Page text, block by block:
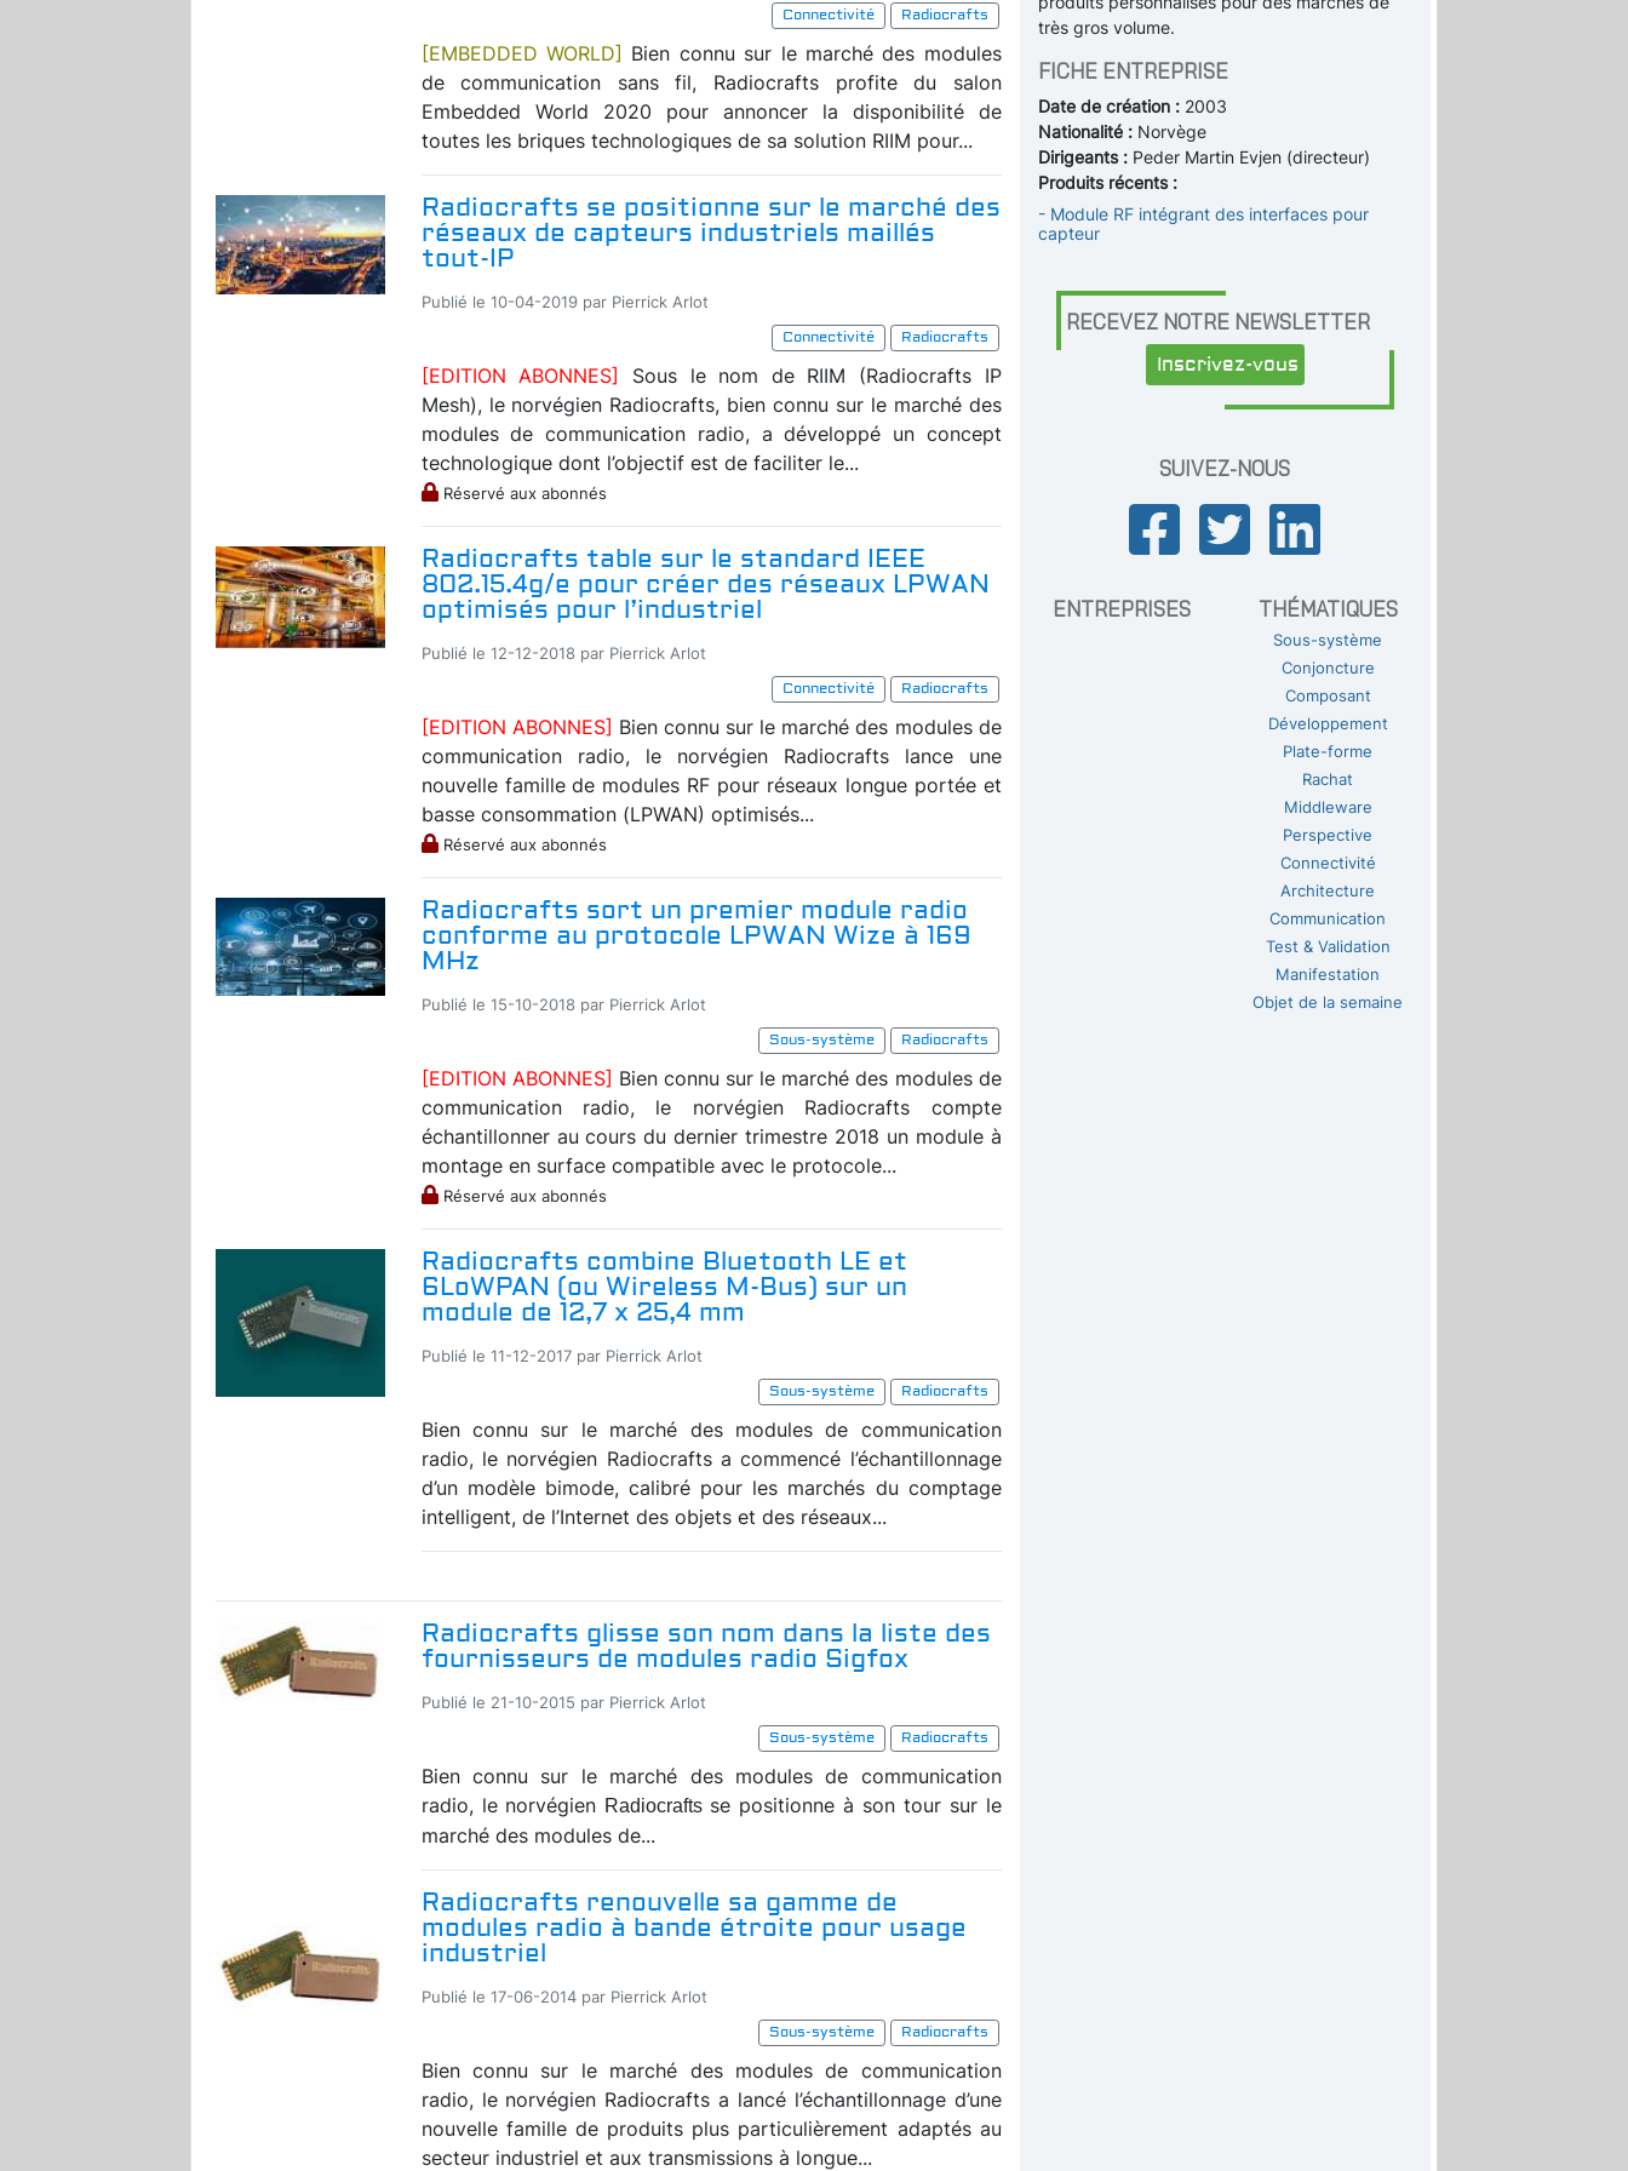
Connectivité Radiocrafts
[EMBEDDED WORLD] Bien connu sur le marché des modules
de communication sans fil, Radiocrafts profite du salon
Embedded World 2020 pour annoncer la disponibilité de
toutes les briques technologiques de sa solution RIIM pour...
Radiocrafts se positionne sur le marché des
réseaux de capteurs industriels maillés
tout-IP
Publié le 10-04-2019 par Pierrick Arlot
Connectivité
Radiocrafts
[EDITION ABONNES]
Sous le nom de RIIM (Radiocrafts IP
Mesh), le norvégien Radiocrafts, bien connu sur le marché des
modules de communication radio, a développé un concept
technologique dont l’objectif est de faciliter le...
Réservé aux abonnés
Radiocrafts table sur le standard IEEE
802.15.4g/e pour créer des réseaux LPWAN
optimisés pour l’industriel
Publié le 12-12-2018 par Pierrick Arlot
Connectivité
Radiocrafts
[EDITION ABONNES] Bien connu sur le marché des modules de
communication radio, le norvégien Radiocrafts lance une
nouvelle famille de modules RF pour réseaux longue portée et
basse consommation (LPWAN) optimisés...
Réservé aux abonnés
Radiocrafts sort un premier module radio
conforme au protocole LPWAN Wize à 169
MHz
Publié le 15-10-2018 par Pierrick Arlot
Sous-système
Radiocrafts
[EDITION ABONNES] Bien connu sur le marché des modules de
communication radio, le norvégien Radiocrafts compte
échantillonner au cours du dernier trimestre 2018 un module à
montage en surface compatible avec le protocole...
Réservé aux abonnés
Radiocrafts combine Bluetooth LE et
6LoWPAN (ou Wireless M-Bus) sur un
module de 12,7 x 25,4 mm
Publié le 11-12-2017 par Pierrick Arlot
Sous-système
Radiocrafts
Bien connu sur le marché des modules de communication
radio, le norvégien Radiocrafts a commencé l’échantillonnage
d’un modèle bimode, calibré pour les marchés du comptage
intelligent, de l’Internet des objets et des réseaux...
Radiocrafts glisse son nom dans la liste des
fournisseurs de modules radio Sigfox
Publié le 21-10-2015 par Pierrick Arlot
Sous-système
Radiocrafts
Bien connu sur le marché des modules de communication
radio, le norvégien Radiocrafts se positionne à son tour sur le
marché des modules de...
Radiocrafts renouvelle sa gamme de
modules radio à bande étroite pour usage
industriel
Publié le 17-06-2014 par Pierrick Arlot
Sous-système
Radiocrafts
Bien connu sur le marché des modules de communication
radio, le norvégien Radiocrafts a lancé l’échantillonnage d’une
nouvelle famille de produits plus particulièrement adaptés au
secteur industriel et aux transmissions à longue...
très gros volume.
FICHE ENTREPRISE
Date de création : 2003
Nationalité : Norvège
Dirigeants : Peder Martin Evjen (directeur)
Produits récents :
- Module RF intégrant des interfaces pour
capteur
RECEVEZ NOTRE NEWSLETTER
Inscrivez-vous
SUIVEZ-NOUS
ENTREPRISES THÉMATIQUES
Sous-système
Conjoncture
Composant
Développement
Plate-forme
Rachat
Middleware
Perspective
Connectivité
Architecture
Communication
Test & Validation
Manifestation
Objet de la semaine